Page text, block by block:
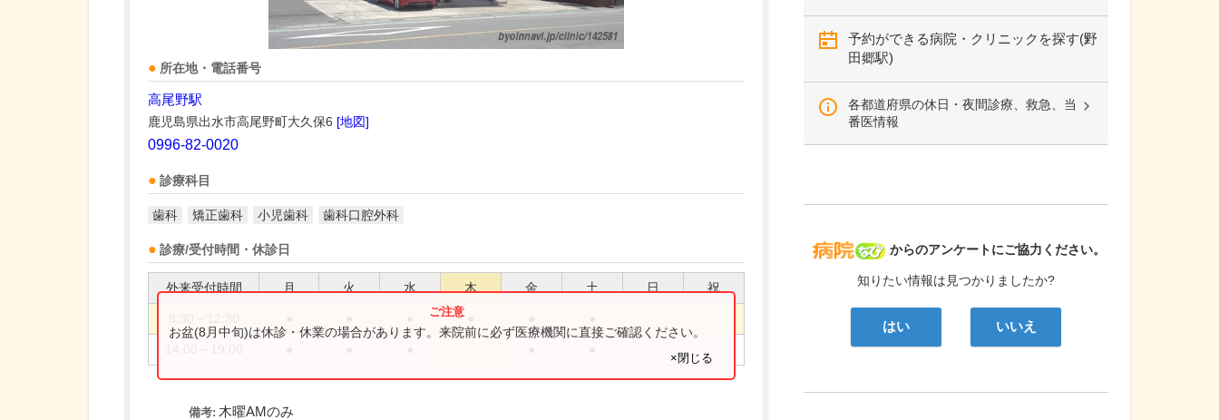
所在地・電話番号
高尾野駅
鹿児島県出水市高尾野町大久保6 [地図]
0996-82-0020
診療科目
歯科 矯正歯科 小児歯科 歯科口腔外科
診療/受付時間・休診日
外来受付時間 月 火 水 木 金 土 日 祝
お盆(8月中旬)は休診・休業の場合があります。来院前に必ず医療機関に直接ご確認ください。
×閉じる
備考: 木曜AMのみ
予約ができる病院・クリニックを探す(野
田郷駅)
各都道府県の休日・夜間診療、救急、当
番医情報
病院なび
からのアンケートにご協力ください。
知りたい情報は見つかりましたか?
はい いいえ